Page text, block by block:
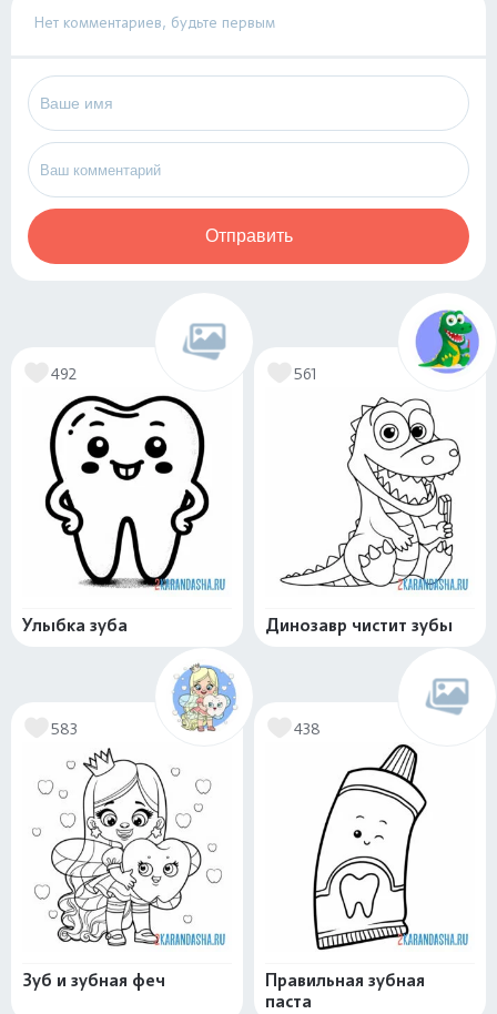
Нет комментариев, будьте первым
Отправить
492
Улыбка зуба
561
Динозавр чистит зубы
583
Зуб и зубная феч
438
Правильная зубная
паста